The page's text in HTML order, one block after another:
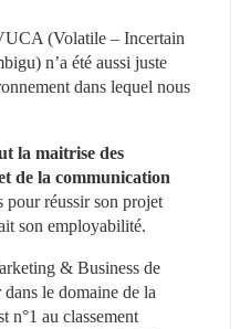
(Volatile – Incertain
n’a été aussi juste
dans lequel nous
la maitrise des
de la communication
pour réussir son projet
son employabilité.
& Business de
le domaine de la
n°1 au classement